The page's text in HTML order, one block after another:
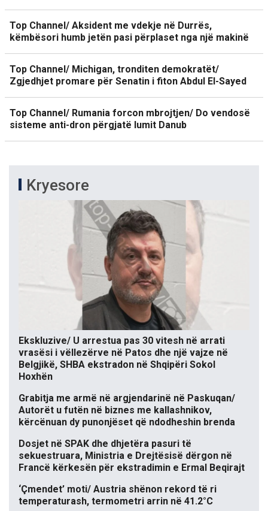
Top Channel/ Aksident me vdekje në Durrës,
këmbësori humb jetën pasi përplaset nga një makinë
Top Channel/ Michigan, tronditen demokratët/
Zgjedhjet promare për Senatin i fiton Abdul El-Sayed
Top Channel/ Rumania forcon mbrojtjen/ Do vendosë
sisteme anti-dron përgjatë lumit Danub
Kryesore
Ekskluzive/ U arrestua pas 30 vitesh në arrati
vrasësi i vëllezërve në Patos dhe një vajze në
Belgjikë, SHBA ekstradon në Shqipëri Sokol
Hoxhën
Grabitja me armë në argjendarinë në Paskuqan/
Autorët u futën në biznes me kallashnikov,
kërcënuan dy punonjëset që ndodheshin brenda
Dosjet në SPAK dhe dhjetëra pasuri të
sekuestruara, Ministria e Drejtësisë dërgon në
Francë kërkesën për ekstradimin e Ermal Beqirajt
‘Çmendet’ moti/ Austria shënon rekord të ri
temperaturash, termometri arrin në 41.2°C